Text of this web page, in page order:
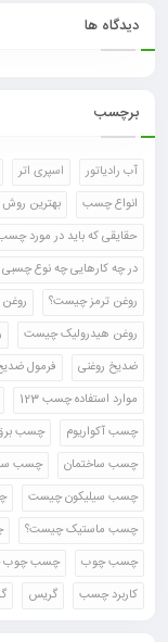
دیدگاه ها
برچسب
آب رادیاتور اسپری اتر
انواع چسب
بهترین روش
حقایقی که باید در مورد چسب های
در چه کارهایی چه نوع چسبی
روغن ترمز چیست؟
روغن هیدرولیک چیست
ضدیخ روغنی
فرمول
موارد استفاده چسب 123
چسب آکواریوم
چسب
چسب ساختمان
چسب
چسب سیلیکون چیست
چسب ماستیک چیست؟
چسب چوب
چسب چوب
کاربرد چسب
گریس